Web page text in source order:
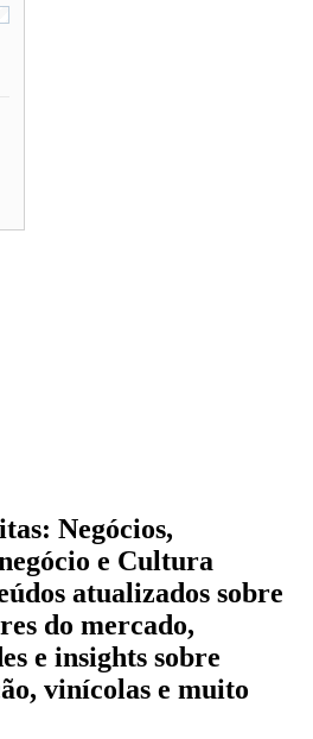
Negócios,
e Cultura
atualizados sobre
do mercado,
e insights sobre
vinícolas e muito